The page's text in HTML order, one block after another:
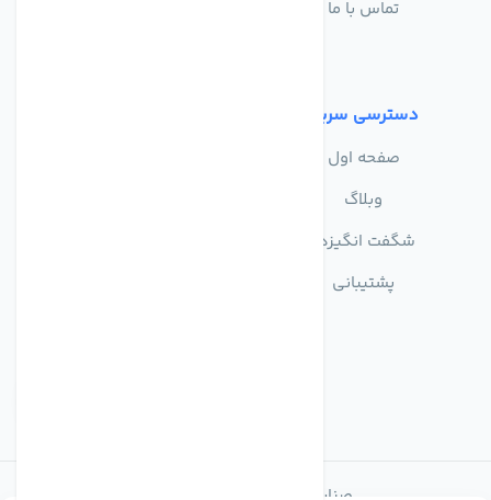
تماس با ما
دسترسی سریع
صفحه اول
وبلاگ
شگفت انگیزها
پشتیبانی